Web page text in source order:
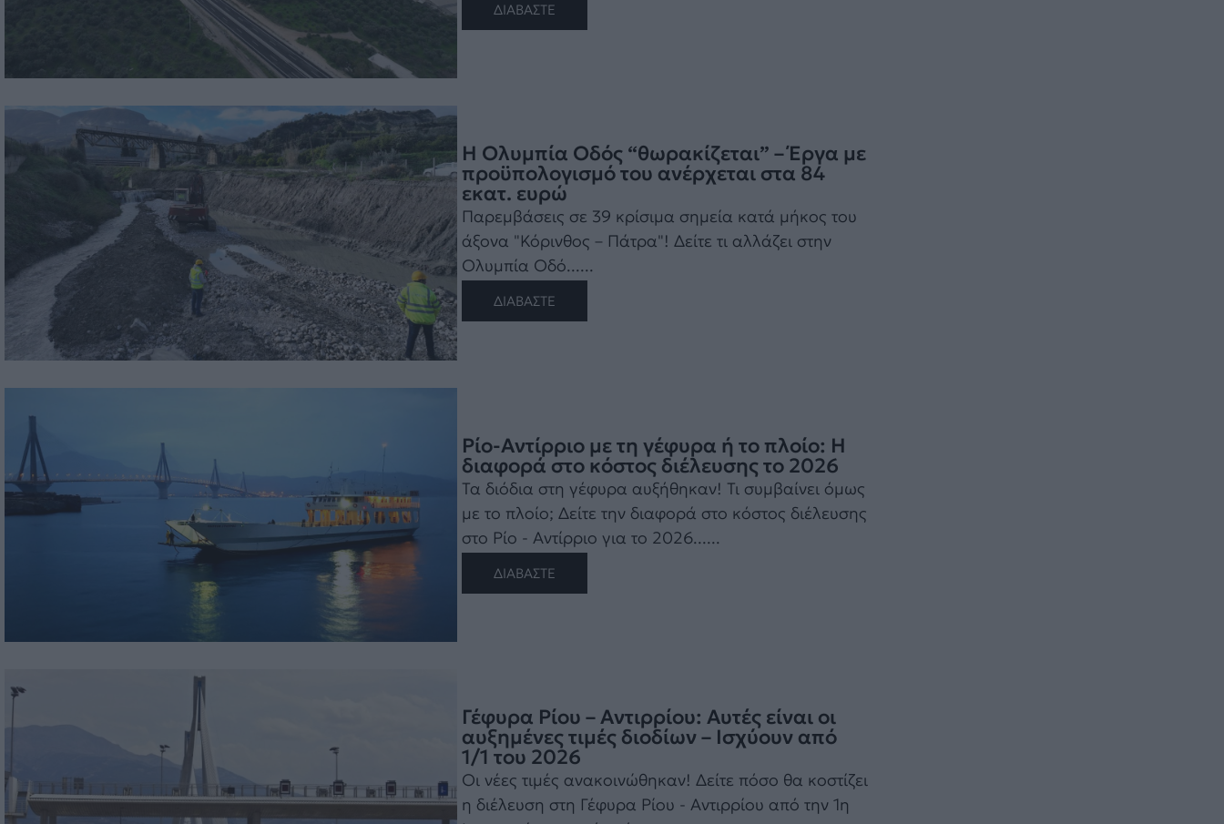
ΔΙΑΒΑΣΤΕ
Η Ολυμπία Οδός “θωρακίζεται” – Έργα με
προϋπολογισμό του ανέρχεται στα 84
εκατ. ευρώ
Παρεμβάσεις σε 39 κρίσιμα σημεία κατά μήκος του
άξονα "Κόρινθος – Πάτρα"! Δείτε τι αλλάζει στην
Ολυμπία Οδό......
ΔΙΑΒΑΣΤΕ
Ρίο-Αντίρριο με τη γέφυρα ή το πλοίο: Η
διαφορά στο κόστος διέλευσης το 2026
Τα διόδια στη γέφυρα αυξήθηκαν! Τι συμβαίνει όμως
με το πλοίο; Δείτε την διαφορά στο κόστος διέλευσης
στο Ρίο - Αντίρριο για το 2026......
ΔΙΑΒΑΣΤΕ
Γέφυρα Ρίου – Αντιρρίου: Αυτές είναι οι
αυξημένες τιμές διοδίων – Ισχύουν από
1/1 του 2026
Οι νέες τιμές ανακοινώθηκαν! Δείτε πόσο θα κοστίζει
η διέλευση στη Γέφυρα Ρίου - Αντιρρίου από την 1η